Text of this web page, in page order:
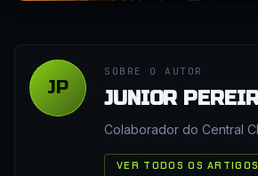
JP
SOBRE O AUTOR
JUNIOR
Colaborador do Central
VER TODOS OS ARTIGOS